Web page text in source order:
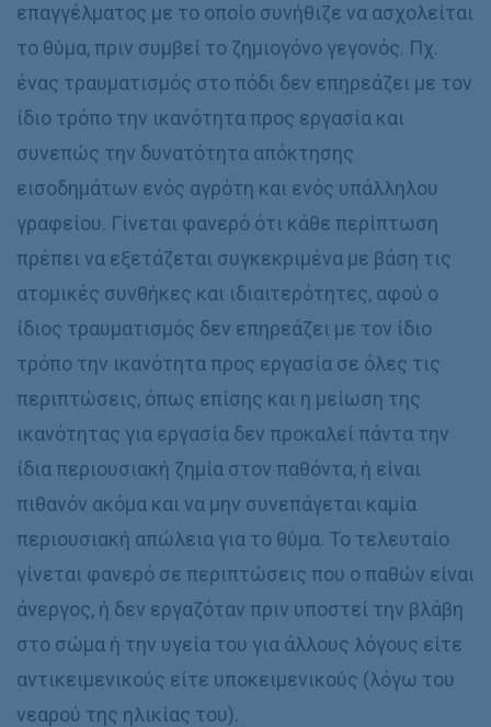
επαγγέλματος με το οποίο συνήθιζε να ασχολείται
το θύμα, πριν συμβεί το ζημιογόνο γεγονός. Πχ.
ένας τραυματισμός στο πόδι δεν επηρεάζει με τον
ίδιο τρόπο την ικανότητα προς εργασία και
συνεπώς την δυνατότητα απόκτησης
εισοδημάτων ενός αγρότη και ενός υπάλληλου
γραφείου. Γίνεται φανερό ότι κάθε περίπτωση
πρέπει να εξετάζεται συγκεκριμένα με βάση τις
ατομικές συνθήκες και ιδιαιτερότητες, αφού ο
ίδιος τραυματισμός δεν επηρεάζει με τον ίδιο
τρόπο την ικανότητα προς εργασία σε όλες τις
περιπτώσεις, όπως επίσης και η μείωση της
ικανότητας για εργασία δεν προκαλεί πάντα την
ίδια περιουσιακή ζημία στον παθόντα, ή είναι
πιθανόν ακόμα και να μην συνεπάγεται καμία
περιουσιακή απώλεια για το θύμα. Το τελευταίο
γίνεται φανερό σε περιπτώσεις που ο παθών είναι
άνεργος, ή δεν εργαζόταν πριν υποστεί την βλάβη
στο σώμα ή την υγεία του για άλλους λόγους είτε
αντικειμενικούς είτε υποκειμενικούς (λόγω του
νεαρού της ηλικίας του).